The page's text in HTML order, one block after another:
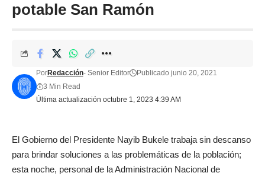
potable San Ramón
Última actualización octubre 1, 2023 4:39 AM
PorRedacción- Senior Editor
Publicado junio 20, 2021
3 Min Read
El Gobierno del Presidente Nayib Bukele trabaja sin descanso
para brindar soluciones a las problemáticas de la población;
esta noche, personal de la Administración Nacional de